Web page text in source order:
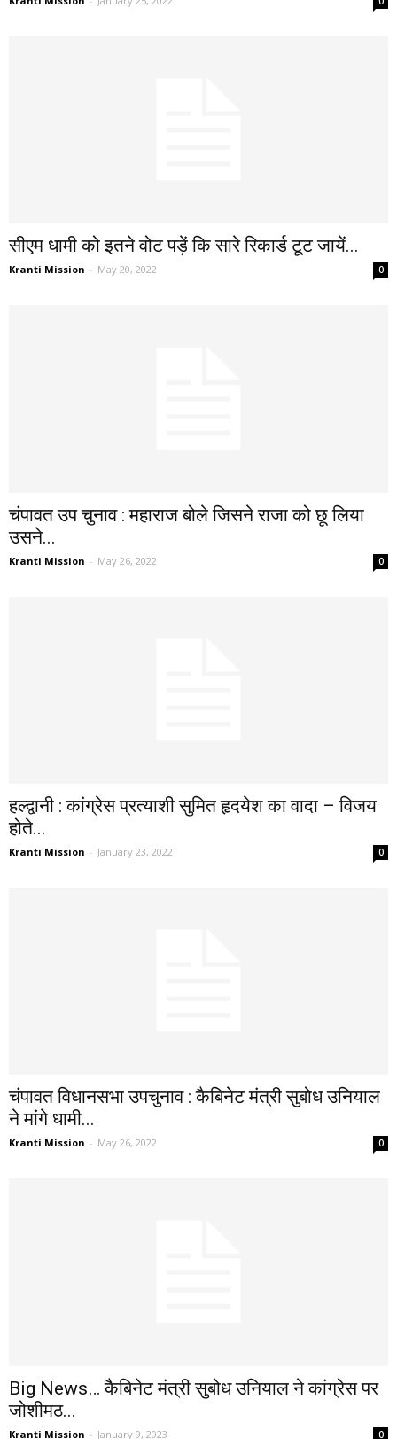
सीएम धामी को इतने वोट पड़ें कि सारे रिकार्ड टूट जायें...
Kranti Mission - May 20, 2022 0
चंपावत उप चुनाव : महाराज बोले जिसने राजा को छू लिया
उसने...
Kranti Mission - May 26, 2022 0
हल्द्वानी : कांग्रेस प्रत्याशी सुमित हृदयेश का वादा – विजय
होते...
Kranti Mission - January 23, 2022 0
चंपावत विधानसभा उपचुनाव : कैबिनेट मंत्री सुबोध उनियाल
ने मांगे धामी...
Kranti Mission - May 26, 2022 0
Big News… कैबिनेट मंत्री सुबोध उनियाल ने कांग्रेस पर
जोशीमठ...
Kranti Mission - January 9, 2023 0